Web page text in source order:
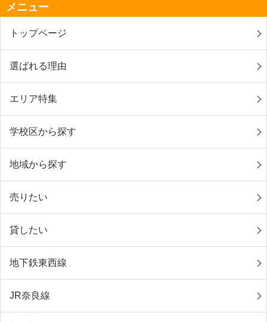
メニュー
トップページ
選ばれる理由
エリア特集
学校区から探す
地域から探す
売りたい
貸したい
地下鉄東西線
JR奈良線